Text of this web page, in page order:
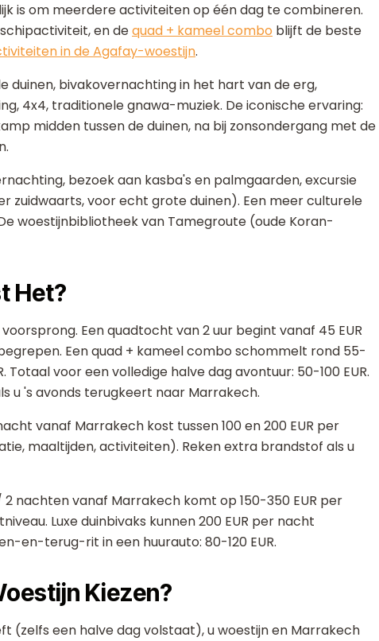
is om meerdere activiteiten op één dag te combineren.
en dequad + kameel combo blijft de beste
in de Agafay-woestijn.
duinen, bivak­overnachting in het hart van de erg,
4x4, traditionele gnawa-muziek. De iconische ervaring:
midden tussen de duinen, na bij zonsondergang met de
bezoek aan kasba's en palmgaarden, excursie
zuidwaarts, voor echt grote duinen). Een meer culturele
woestijnbibliotheek van Tamegroute (oude Koran-
Het?
Een quadtocht van 2 uur begint vanaf 45 EUR
Een quad + kameel combo schommelt rond 55-
Totaal voor een volledige halve dag avontuur: 50-100 EUR.
u 's avonds terugkeert naar Marrakech.
vanaf Marrakech kost tussen 100 en 200 EUR per
maaltijden, activiteiten). Reken extra brandstof als u
nachten vanaf Marrakech komt op 150-350 EUR per
Luxe duinbivaks kunnen 200 EUR per nacht
en-terug-rit in een huurauto: 80-120 EUR.
Kiezen?
(zelfs een halve dag volstaat), u woestijn en Marrakech